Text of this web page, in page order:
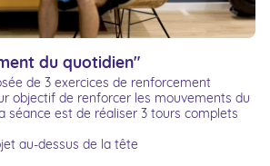
du quotidien"
de 3 exercices de renforcement
objectif de renforcer les mouvements du
séance est de réaliser 3 tours complets
au-dessus de la tête